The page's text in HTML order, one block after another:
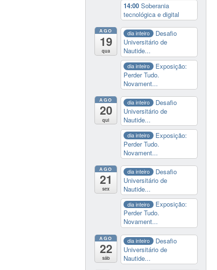
14:00Soberania
tecnológica e digital
AGO
19
qua
dia inteiro
Desafio
Universitário de
Nautide...
dia inteiro
Exposição:
Perder Tudo.
Novament...
AGO
20
qui
dia inteiro
Desafio
Universitário de
Nautide...
dia inteiro
Exposição:
Perder Tudo.
Novament...
AGO
21
sex
dia inteiro
Desafio
Universitário de
Nautide...
dia inteiro
Exposição:
Perder Tudo.
Novament...
AGO
22
sáb
dia inteiro
Desafio
Universitário de
Nautide...